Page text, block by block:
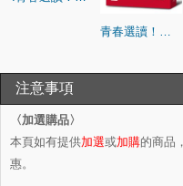
青春選讀！！愛倫坡短篇小說選（啾咪文庫本）
注意事項
〈加選購品〉
本頁如有提供加選或加購的商品，
惠。